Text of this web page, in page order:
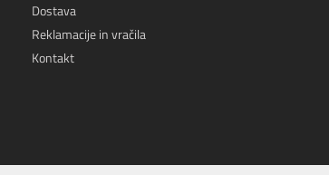
Dostava
Reklamacije in vračila
Kontakt